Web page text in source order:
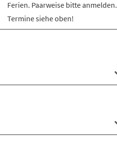
Ferien. Paarweise bitte anmelden.
Termine siehe oben!